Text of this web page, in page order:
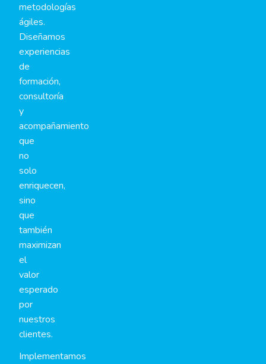
metodologías
ágiles.
Diseñamos
experiencias
de
formación,
consultoría
y
acompañamiento
que
no
solo
enriquecen,
sino
que
también
maximizan
el
valor
esperado
por
nuestros
clientes.
Implementamos